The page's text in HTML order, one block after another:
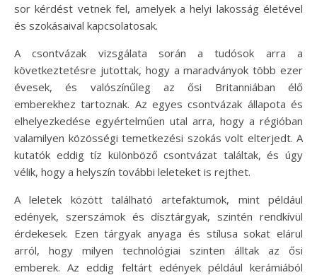
sor kérdést vetnek fel, amelyek a helyi lakosság életével
és szokásaival kapcsolatosak.
A csontvázak vizsgálata során a tudósok arra a
következtetésre jutottak, hogy a maradványok több ezer
évesek, és valószínűleg az ősi Britanniában élő
emberekhez tartoznak. Az egyes csontvázak állapota és
elhelyezkedése egyértelműen utal arra, hogy a régióban
valamilyen közösségi temetkezési szokás volt elterjedt. A
kutatók eddig tíz különböző csontvázat találtak, és úgy
vélik, hogy a helyszín további leleteket is rejthet.
A leletek között található artefaktumok, mint például
edények, szerszámok és dísztárgyak, szintén rendkívül
érdekesek. Ezen tárgyak anyaga és stílusa sokat elárul
arról, hogy milyen technológiai szinten álltak az ősi
emberek. Az eddig feltárt edények például kerámiából